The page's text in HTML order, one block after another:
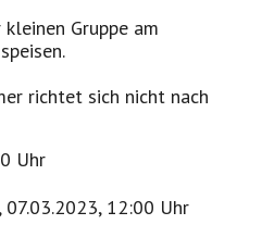
Gruppe am
richtet sich nicht nach
Uhr
07.03.2023, 12:00 Uhr